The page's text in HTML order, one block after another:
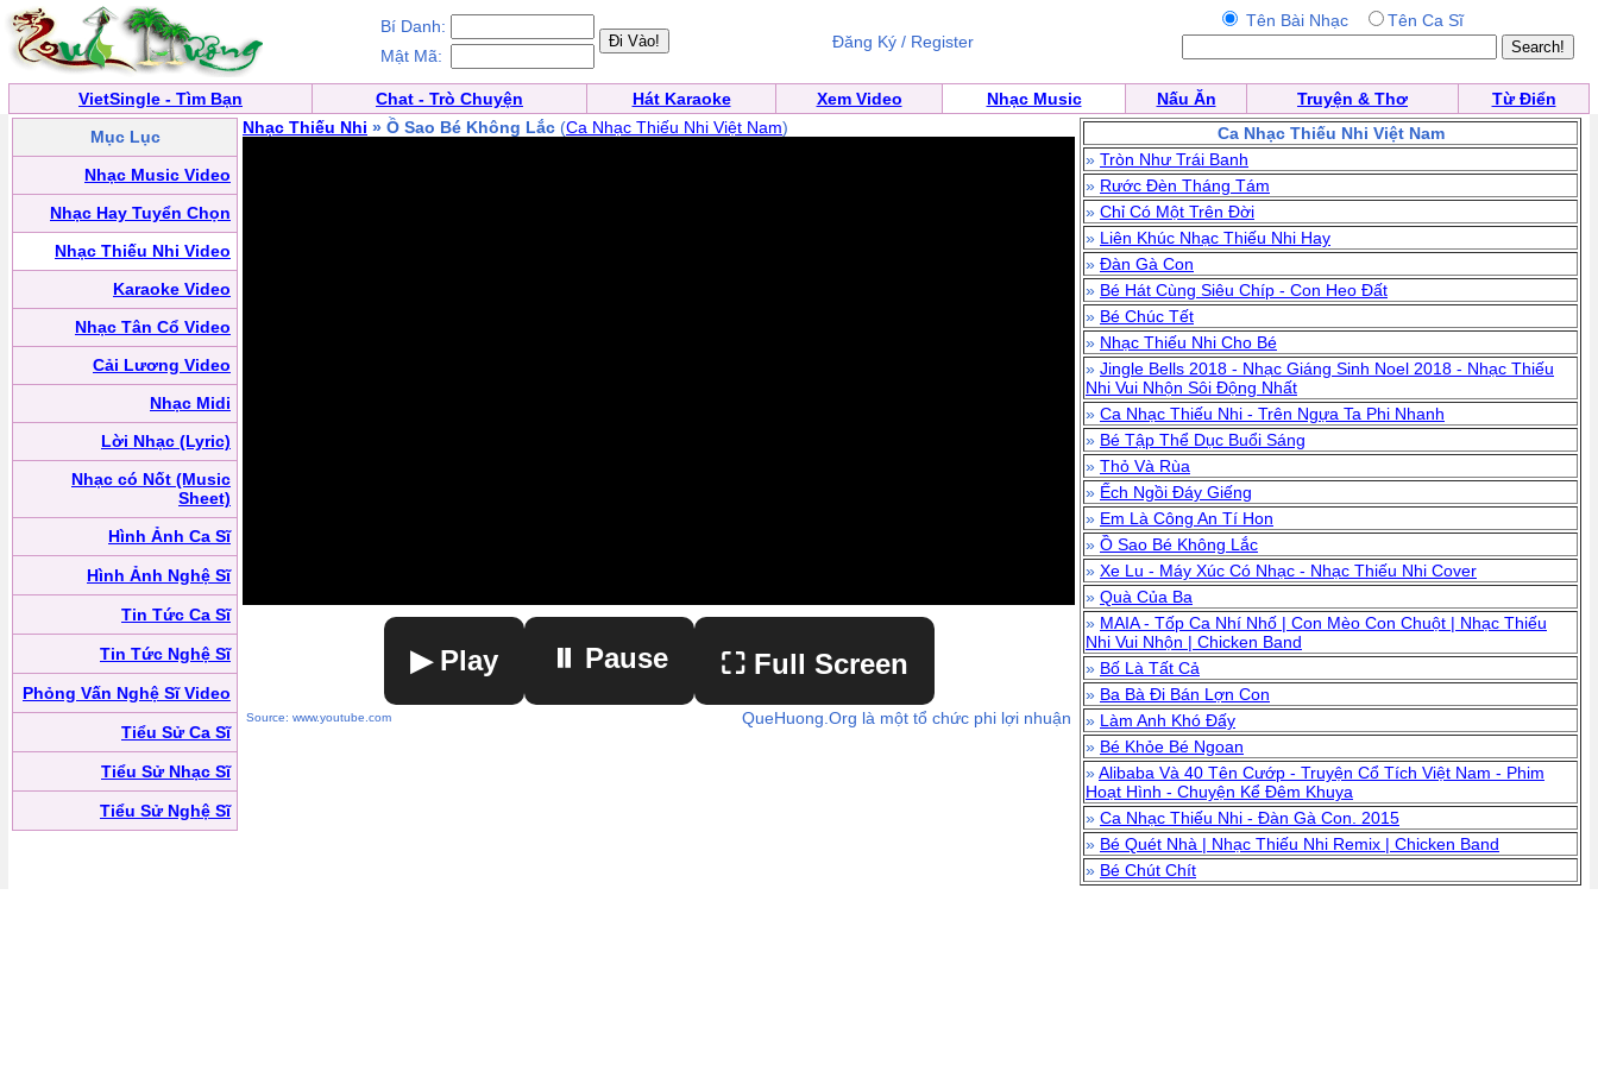
Bí Danh:
Mật Mã:
Đăng Ký / Register
Tên Bài Nhạc Tên Ca Sĩ
VietSingle - Tìm Bạn Chat - Trò Chuyện Hát Karaoke Xem Video Nhạc Music Nấu Ăn Truyện & Thơ
Từ Điển
Mục Lục
Nhạc Music Video
Nhạc Hay Tuyển Chọn
Nhạc Thiếu Nhi Video
Karaoke Video
Nhạc Tân Cổ Video
Cải Lương Video
Nhạc Midi
Lời Nhạc (Lyric)
Nhạc có Nốt (Music
Sheet)
Hình Ảnh Ca Sĩ
Hình Ảnh Nghệ Sĩ
Tin Tức Ca Sĩ
Tin Tức Nghệ Sĩ
Phỏng Vấn Nghệ Sĩ Video
Tiểu Sử Ca Sĩ
Tiểu Sử Nhạc Sĩ
Tiểu Sử Nghệ Sĩ
Nhạc Thiếu Nhi » Ồ Sao Bé Không Lắc (Ca Nhạc Thiếu Nhi Việt Nam)
▶ Play ⏸ Pause ⛶ Full Screen
Source: www.youtube.com QueHuong.Org là một tổ chức phi lợi nhuận
Ca Nhạc Thiếu Nhi Việt Nam
» Tròn Như Trái Banh
» Rước Đèn Tháng Tám
» Chỉ Có Một Trên Đời
» Liên Khúc Nhạc Thiếu Nhi Hay
» Đàn Gà Con
» Bé Hát Cùng Siêu Chíp - Con Heo Đất
» Bé Chúc Tết
» Nhạc Thiếu Nhi Cho Bé
» Jingle Bells 2018 - Nhạc Giáng Sinh Noel 2018 - Nhạc Thiếu
Nhi Vui Nhộn Sôi Động Nhất
» Ca Nhạc Thiếu Nhi - Trên Ngựa Ta Phi Nhanh
» Bé Tập Thể Dục Buổi Sáng
» Thỏ Và Rùa
» Ếch Ngồi Đáy Giếng
» Em Là Công An Tí Hon
» Ồ Sao Bé Không Lắc
» Xe Lu - Máy Xúc Có Nhạc - Nhạc Thiếu Nhi Cover
» Quà Của Ba
» MAIA - Tốp Ca Nhí Nhố | Con Mèo Con Chuột | Nhạc Thiếu
Nhi Vui Nhộn | Chicken Band
» Bố Là Tất Cả
» Ba Bà Đi Bán Lợn Con
» Làm Anh Khó Đấy
» Bé Khỏe Bé Ngoan
»Alibaba Và 40 Tên Cướp - Truyện Cổ Tích Việt Nam - Phim
Hoạt Hình - Chuyện Kể Đêm Khuya
» Ca Nhạc Thiếu Nhi - Đàn Gà Con. 2015
» Bé Quét Nhà | Nhạc Thiếu Nhi Remix | Chicken Band
» Bé Chút Chít